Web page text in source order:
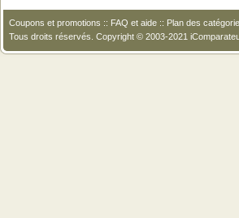
Coupons et promotions :: FAQ et aide :: Plan des
Tous droits réservés. Copyright © 2003-2021